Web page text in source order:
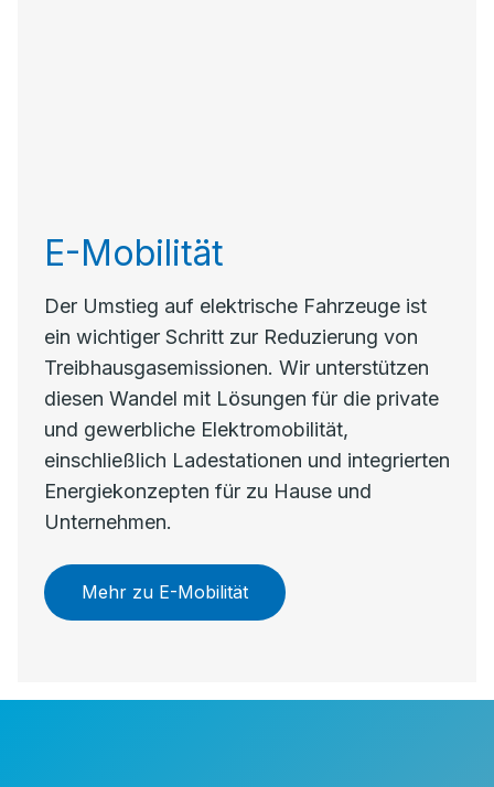
E-Mobilität
Der Umstieg auf elektrische Fahrzeuge ist
ein wichtiger Schritt zur Reduzierung von
Treibhausgasemissionen. Wir unterstützen
diesen Wandel mit Lösungen für die private
und gewerbliche Elektromobilität,
einschließlich Ladestationen und integrierten
Energiekonzepten für zu Hause und
Unternehmen.
Mehr zu E-Mobilität